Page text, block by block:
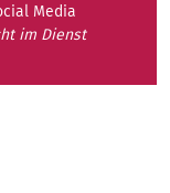
Media
im Dienst